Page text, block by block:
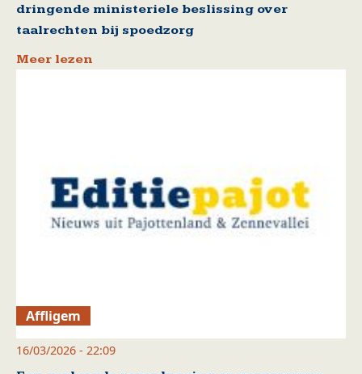
dringende ministeriele beslissing over
taalrechten bij spoedzorg
Meer lezen
Affligem
16/03/2026 - 22:09